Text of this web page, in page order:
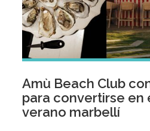
Amù Beach Club
para convertirse en
verano marbellí